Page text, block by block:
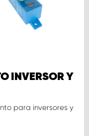
INVERSOR Y
para inversores y